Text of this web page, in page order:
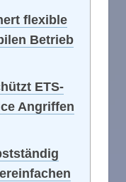
flexible
Betrieb
ETS-
Angriffen